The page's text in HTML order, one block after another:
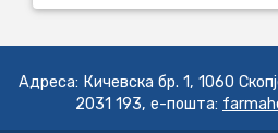
Адреса: Кичевска бр. 1, 1060
2031 193, е-пошта: